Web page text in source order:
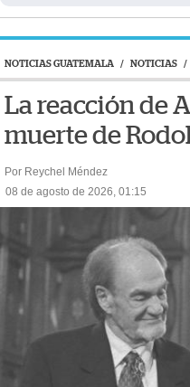
NOTICIAS GUATEMALA / NOTICIAS /
La reacción de
muerte de
Por Reychel Méndez
08 de agosto de 2026, 01:15